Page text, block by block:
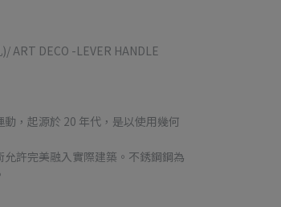
ART DECO -LEVER HANDLE
，起源於 20 年代，是以使用幾何
許完美融入實際建築。不銹鋼鋼為